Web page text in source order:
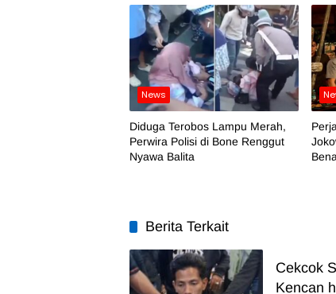
News
Diduga Terobos Lampu Merah,
Perwira Polisi di Bone Renggut
Nyawa Balita
Berita Terkait
Cekcok
Kencan